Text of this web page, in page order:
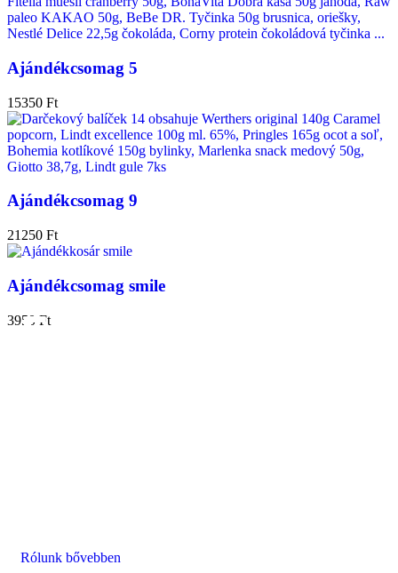
Ajándékcsomag 5
15350 Ft
Ajándékcsomag 9
21250 Ft
Ajándékcsomag smile
3950 Ft
FoodGifts​
Rólunk bővebben